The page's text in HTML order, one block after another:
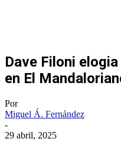
Dave Filoni
en El
Por
Miguel Á. Fernández
-
29 abril, 2025